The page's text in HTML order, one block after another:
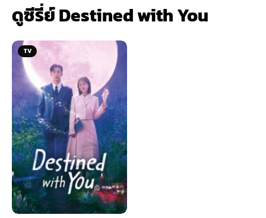
ดูซีรี่ย์ Destined with You
TV